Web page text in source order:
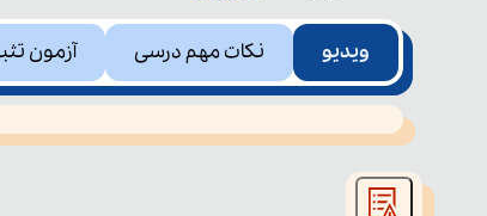
ویدیو نکات مهم درسی آزمون
This
is
window.